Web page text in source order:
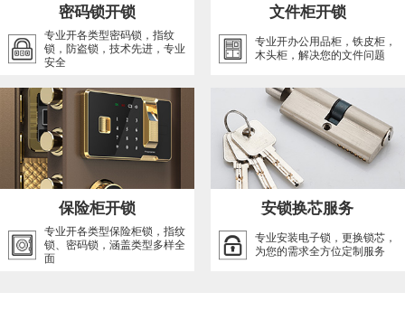
密码锁开锁
专业开各类型密码锁，指纹
锁，防盗锁，技术先进，专业
安全
文件柜开锁
专业开办公用品柜，铁皮柜，
木头柜，解决您的文件问题
保险柜开锁
专业开各类型保险柜锁，指纹
锁、密码锁，涵盖类型多样全
面
安锁换芯服务
专业安装电子锁，更换锁芯，
为您的需求全方位定制服务